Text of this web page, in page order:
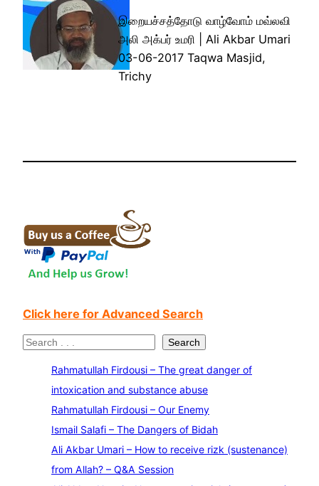
இறையச்சத்தோடு வாழ்வோம் மவ்லவி
அலி அக்பர் உமரி | Ali Akbar Umari
03-06-2017 Taqwa Masjid,
Trichy
Click here for Advanced Search
S
Search
Rahmatullah Firdousi – The great danger of
intoxication and substance abuse
Rahmatullah Firdousi – Our Enemy
Ismail Salafi – The Dangers of Bidah
Ali Akbar Umari – How to receive rizk (sustenance)
from Allah? – Q&A Session